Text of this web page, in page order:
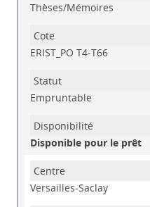
Thèses/Mémoires
ERIST_PO T4-T66
Empruntable
Disponible pour le prêt
Versailles-Saclay